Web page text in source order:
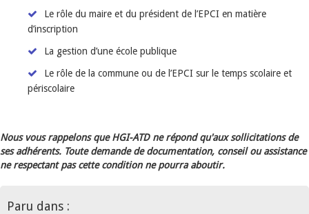
Le rôle du maire et du président de l’EPCI en matière
d’inscription
La gestion d’une école publique
Le rôle de la commune ou de l’EPCI sur le temps scolaire et
périscolaire
Nous vous rappelons que HGI-ATD ne répond qu'aux sollicitations de
ses adhérents. Toute demande de documentation, conseil ou assistance
ne respectant pas cette condition ne pourra aboutir.
Paru dans :